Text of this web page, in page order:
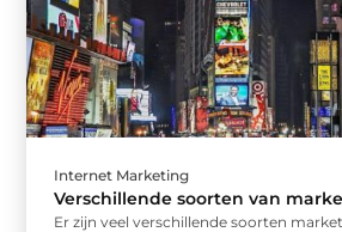
Internet Marketing
Verschillende soorten van
Er zijn veel verschillende soorten